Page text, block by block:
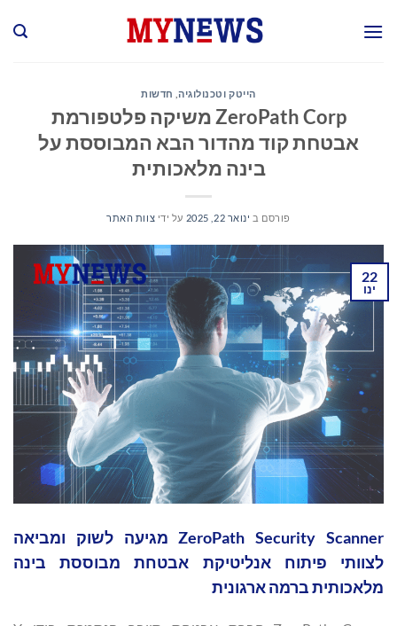
הייטק וטכנולוגיה חדשות
ZeroPath Corp משיקה פלטפורמת
אבטחת קוד מהדור הבא המבוססת על
בינה מלאכותית
פורסם ב ינואר 22, 2025 על ידי צוות האתר
22
ינו
ZeroPath Security Scanner מגיעה לשוק ומביאה
לצוותי פיתוח אנליטיקת אבטחת מבוססת בינה
מלאכותית ברמה ארגונית